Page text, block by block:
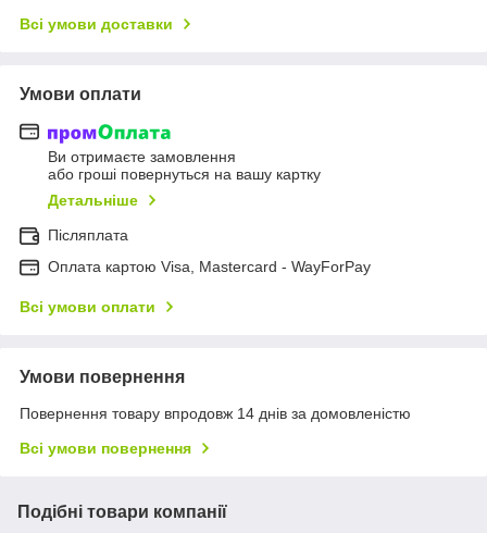
Всі умови доставки
Умови оплати
Ви отримаєте замовлення
або гроші повернуться на вашу картку
Детальніше
Післяплата
Оплата картою Visa, Mastercard - WayForPay
Всі умови оплати
Умови повернення
Повернення товару впродовж 14 днів за домовленістю
Всі умови повернення
Подібні товари компанії